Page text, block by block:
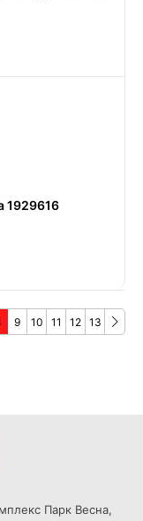
1929616
9 10 11 12 13
Парк Весна,